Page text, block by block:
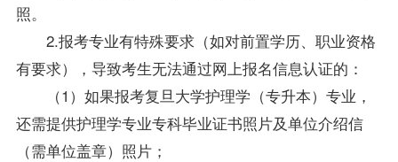
照。
2.报考专业有特殊要求（如对前置学历、职业资格
有要求），导致考生无法通过网上报名信息认证的：
（1）如果报考复旦大学护理学（专升本）专业，
还需提供护理学专业专科毕业证书照片及单位介绍信
（需单位盖章）照片；